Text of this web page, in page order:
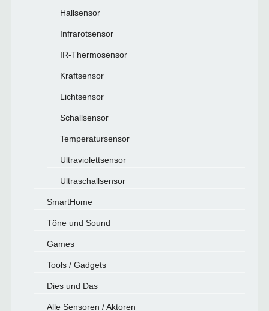
Hallsensor
Infrarotsensor
IR-Thermosensor
Kraftsensor
Lichtsensor
Schallsensor
Temperatursensor
Ultraviolettsensor
Ultraschallsensor
SmartHome
Töne und Sound
Games
Tools / Gadgets
Dies und Das
Alle Sensoren / Aktoren